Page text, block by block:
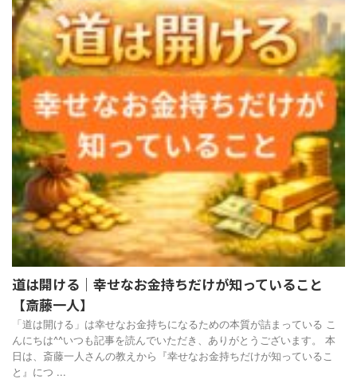
道は開ける｜幸せなお金持ちだけが知っていること
【斎藤一人】
「道は開ける」は幸せなお金持ちになるための本質が詰まっている こ
んにちは^^いつも記事を読んでいただき、ありがとうございます。 本
日は、斎藤一人さんの教えから『幸せなお金持ちだけが知っているこ
と』につ ...